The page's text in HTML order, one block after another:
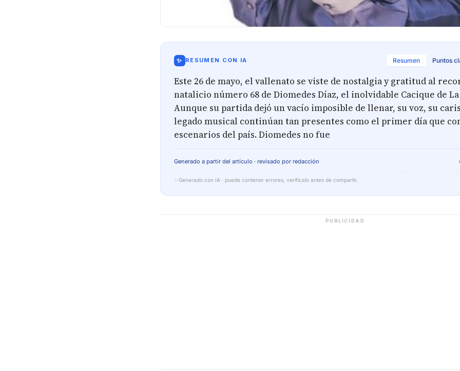
✨ RESUMEN CON IA Resumen Puntos
Este 26 de mayo, el vallenato se viste de nostalgia y gratitud al
natalicio número 68 de Diomedes Díaz, el inolvidable Cacique de
Aunque su partida dejó un vacío imposible de llenar, su voz, su
legado musical continúan tan presentes como el primer día que
escenarios del país. Diomedes no fue
Generado a partir del artículo · revisado por redacción
✨ Generado con IA · puede contener errores, verifícalo antes de compartir.
PUBLICIDAD